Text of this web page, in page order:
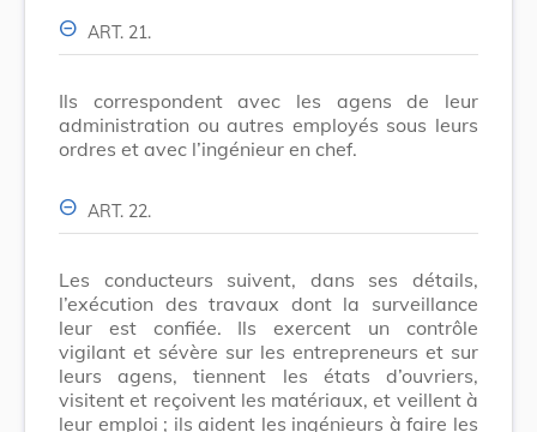
ART. 21.
Ils correspondent avec les agens de leur
administration ou autres employés sous leurs
ordres et avec l’ingénieur en chef.
ART. 22.
Les conducteurs suivent, dans ses détails,
l’exécution des travaux dont la surveillance
leur est confiée. Ils exercent un contrôle
vigilant et sévère sur les entrepreneurs et sur
leurs agens, tiennent les états d’ouvriers,
visitent et reçoivent les matériaux, et veillent à
leur emploi ; ils aident les ingénieurs à faire les